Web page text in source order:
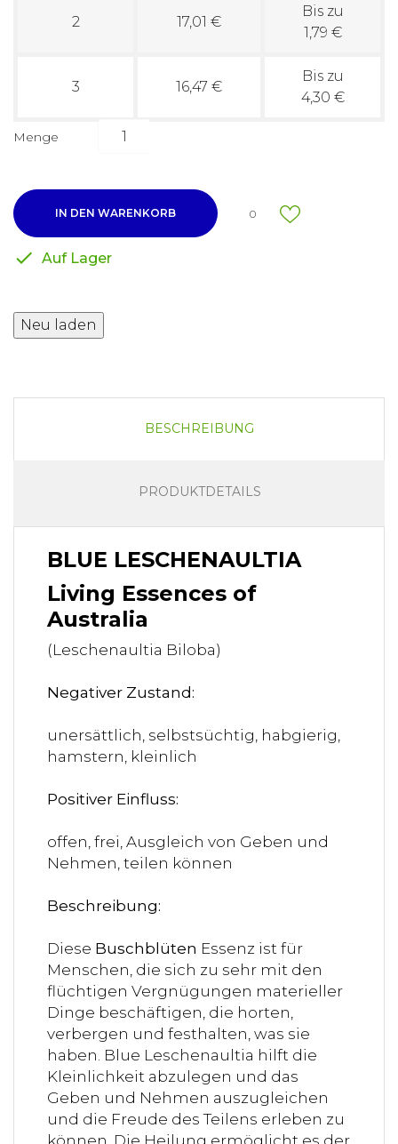
2 17,01 €
Bis zu
1,79 €
3 16,47 €
Bis zu
4,30 €
Menge
IN DEN WARENKORB 0
 Auf Lager
BESCHREIBUNG
PRODUKTDETAILS
BLUE LESCHENAULTIA
Living Essences of
Australia
(Leschenaultia Biloba)
Negativer Zustand:
unersättlich, selbstsüchtig, habgierig,
hamstern, kleinlich
Positiver Einfluss:
offen, frei, Ausgleich von Geben und
Nehmen, teilen können
Beschreibung:
Diese Buschblüten Essenz ist für
Menschen, die sich zu sehr mit den
flüchtigen Vergnügungen materieller
Dinge beschäftigen, die horten,
verbergen und festhalten, was sie
haben. Blue Leschenaultia hilft die
Kleinlichkeit abzulegen und das
Geben und Nehmen auszugleichen
und die Freude des Teilens erleben zu